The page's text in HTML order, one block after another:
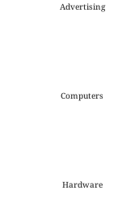
Advertising
Computers
Hardware